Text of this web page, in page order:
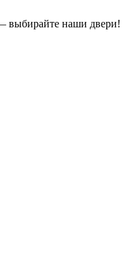
выбирайте наши двери!